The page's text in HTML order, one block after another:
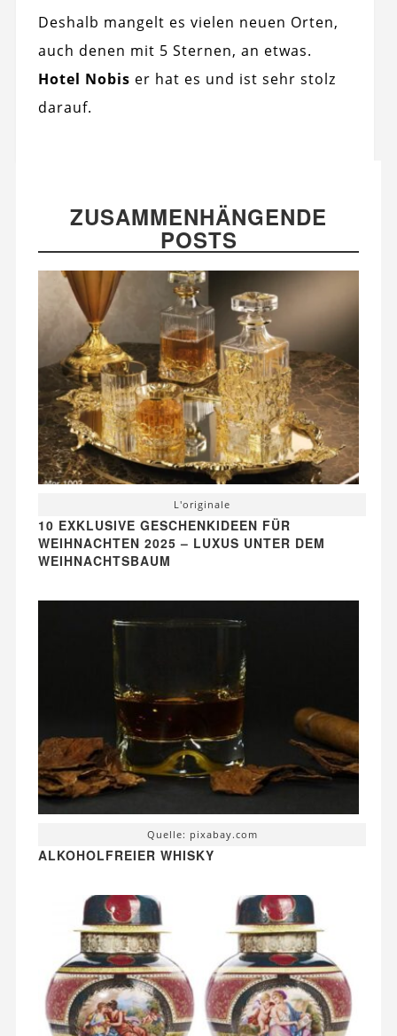
Deshalb mangelt es vielen neuen Orten,
auch denen mit 5 Sternen, an etwas.
Hotel Nobis er hat es und ist sehr stolz
darauf.
ZUSAMMENHÄNGENDE
POSTS
L'originale
10 EXKLUSIVE GESCHENKIDEEN FÜR
WEIHNACHTEN 2025 – LUXUS UNTER DEM
WEIHNACHTSBAUM
Quelle: pixabay.com
ALKOHOLFREIER WHISKY